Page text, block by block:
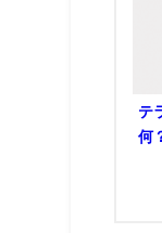
テ
何